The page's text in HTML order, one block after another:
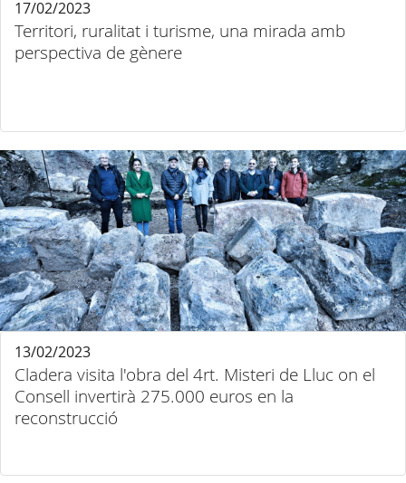
Territori, ruralitat i turisme, una mirada amb
perspectiva de gènere
17/02/2023
Cladera visita l'obra del 4rt. Misteri de Lluc on el
Consell invertirà 275.000 euros en la
reconstrucció
13/02/2023